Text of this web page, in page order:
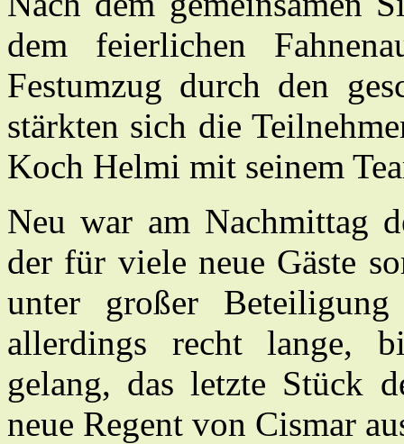
dem feierlichen
Festumzug durch den
stärkten sich die
Koch Helmi mit seinem
Neu war am Nachmittag
der für viele neue Gäste
unter großer
allerdings recht lange,
gelang, das letzte Stück
neue Regent von Cismar